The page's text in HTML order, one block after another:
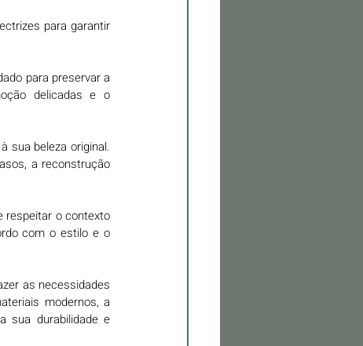
para garantir
para preservar a
delicadas e o
sua beleza original.
a reconstrução
respeitar o contexto
com o estilo e o
as necessidades
modernos, a
sua durabilidade e